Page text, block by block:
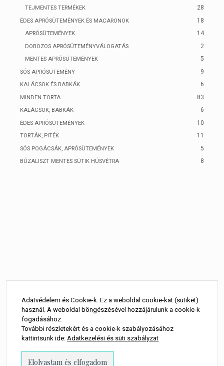
TEJMENTES TERMÉKEK 28
ÉDES APRÓSÜTEMÉNYEK ÉS MACARONOK 18
APRÓSÜTEMÉNYEK 14
DOBOZOS APRÓSÜTEMÉNYVÁLOGATÁS 2
MENTES APRÓSÜTEMÉNYEK 5
SÓS APRÓSÜTEMÉNY 9
KALÁCSOK ÉS BABKÁK 6
MINDEN TORTA 83
KALÁCSOK, BABKÁK 6
ÉDES APRÓSÜTEMÉNYEK 10
TORTÁK, PITÉK 11
SÓS POGÁCSÁK, APRÓSÜTEMÉNYEK 5
BÚZALISZT MENTES SÜTIK HÚSVÉTRA 8
Adatvédelem és Cookie-k: Ez a weboldal cookie-kat (sütiket)
használ. A weboldal böngészésével hozzájárulunk a cookie-k
fogadásához.
További részletekért és a cookie-k szabályozásához
kattintsunk ide:Adatkezelési és süti szabályzat